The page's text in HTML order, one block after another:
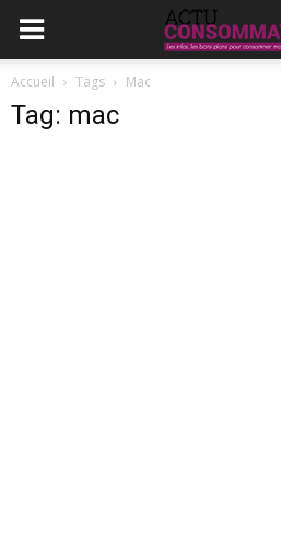
Accueil Tags Mac
Tag: mac